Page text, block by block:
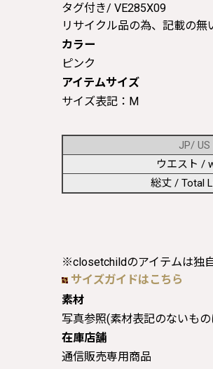
タグ付き/ VE285X09
リサイクル品の為、記載の
カラー
ピンク
アイテムサイズ
サイズ表記：M
JP/ US
ウエスト /
総丈 / Total
※closetchildのアイテムは独
サイズガイドはこちら
素材
写真参照(素材表記のないも
在庫店舗
通信販売専用商品